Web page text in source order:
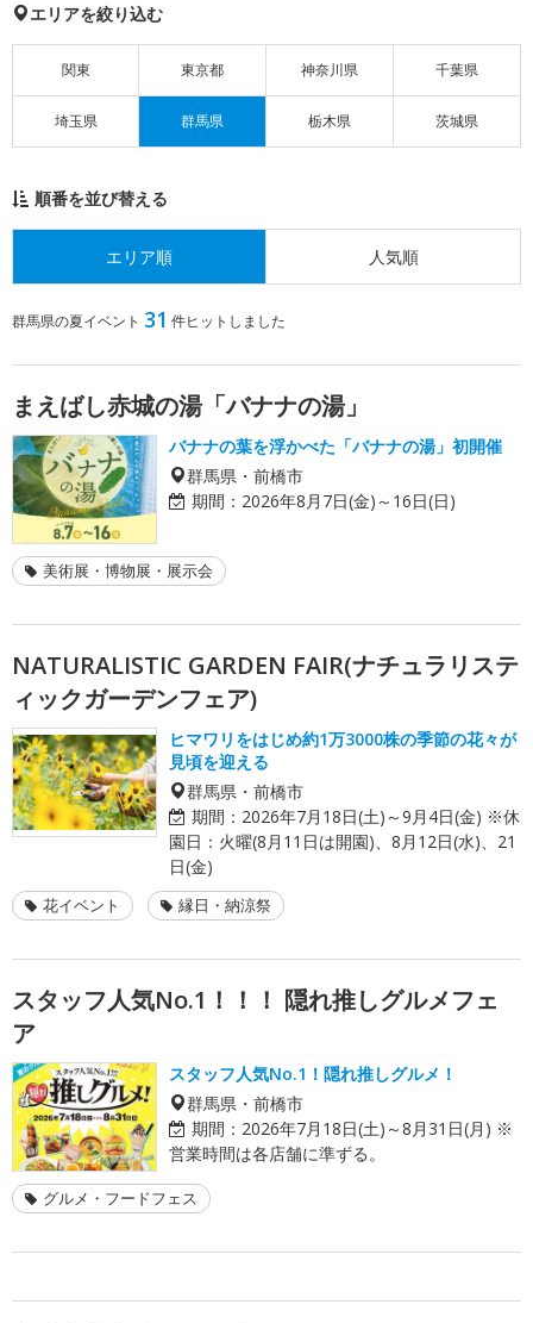
エリアを絞り込む
関東 東京都 神奈川県 千葉県
埼玉県 群馬県 栃木県 茨城県
順番を並び替える
エリア順 人気順
群馬県の夏イベント 31 件ヒットしました
まえばし赤城の湯「バナナの湯」
バナナの葉を浮かべた「バナナの湯」初開催
群馬県・前橋市
期間： 2026年8月7日(金)～16日(日)
美術展・博物展・展示会
NATURALISTIC GARDEN FAIR(ナチュラリステ
ィックガーデンフェア)
ヒマワリをはじめ約1万3000株の季節の花々が
見頃を迎える
群馬県・前橋市
期間： 2026年7月18日(土)～9月4日(金) ※休
園日：火曜(8月11日は開園)、8月12日(水)、21
日(金)
花イベント 縁日・納涼祭
スタッフ人気No.1！！！ 隠れ推しグルメフェ
ア
スタッフ人気No.1！隠れ推しグルメ！
群馬県・前橋市
期間： 2026年7月18日(土)～8月31日(月) ※
営業時間は各店舗に準ずる。
グルメ・フードフェス